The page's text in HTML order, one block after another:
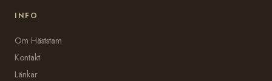
INFO
Om Häststam
Kontakt
Länkar